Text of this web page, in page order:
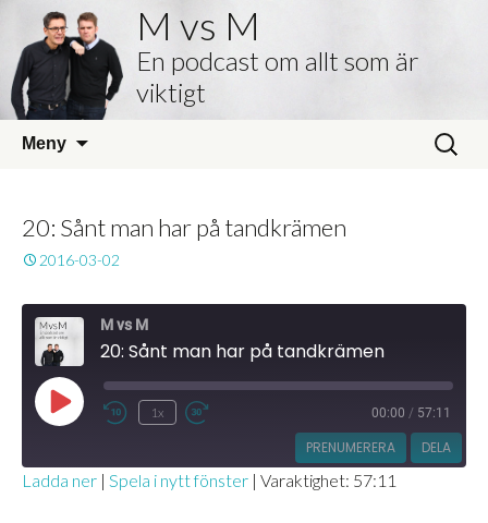
M vs M
En podcast om allt som är
viktigt
Meny
Sök
efter:
20: Sånt man har på tandkrämen
2016-03-02
M vs M
20: Sånt man har på tandkrämen
Spela
upp
Hoppa
10
sekunder
1x
30
sekunder
00:00 / 57:11
PRENUMERERA DELA
Ladda ner | Spela i nytt fönster | Varaktighet: 57:11